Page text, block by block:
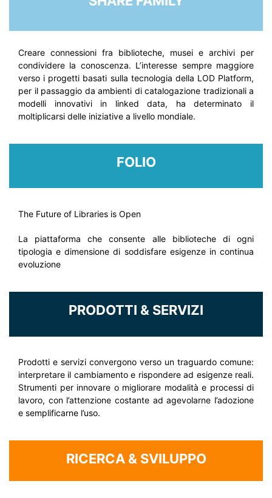
Creare connessioni fra biblioteche, musei e archivi per
condividere la conoscenza. L’interesse sempre maggiore
verso i progetti basati sulla tecnologia della LOD Platform,
per il passaggio da ambienti di catalogazione tradizionali a
modelli innovativi in linked data, ha determinato il
moltiplicarsi delle iniziative a livello mondiale.
FOLIO
The Future of Libraries is Open
La piattaforma che consente alle biblioteche di ogni
tipologia e dimensione di soddisfare esigenze in continua
evoluzione
PRODOTTI & SERVIZI
Prodotti e servizi convergono verso un traguardo comune:
interpretare il cambiamento e rispondere ad esigenze reali.
Strumenti per innovare o migliorare modalità e processi di
lavoro, con l’attenzione costante ad agevolarne l’adozione
e semplificarne l’uso.
RICERCA & SVILUPPO